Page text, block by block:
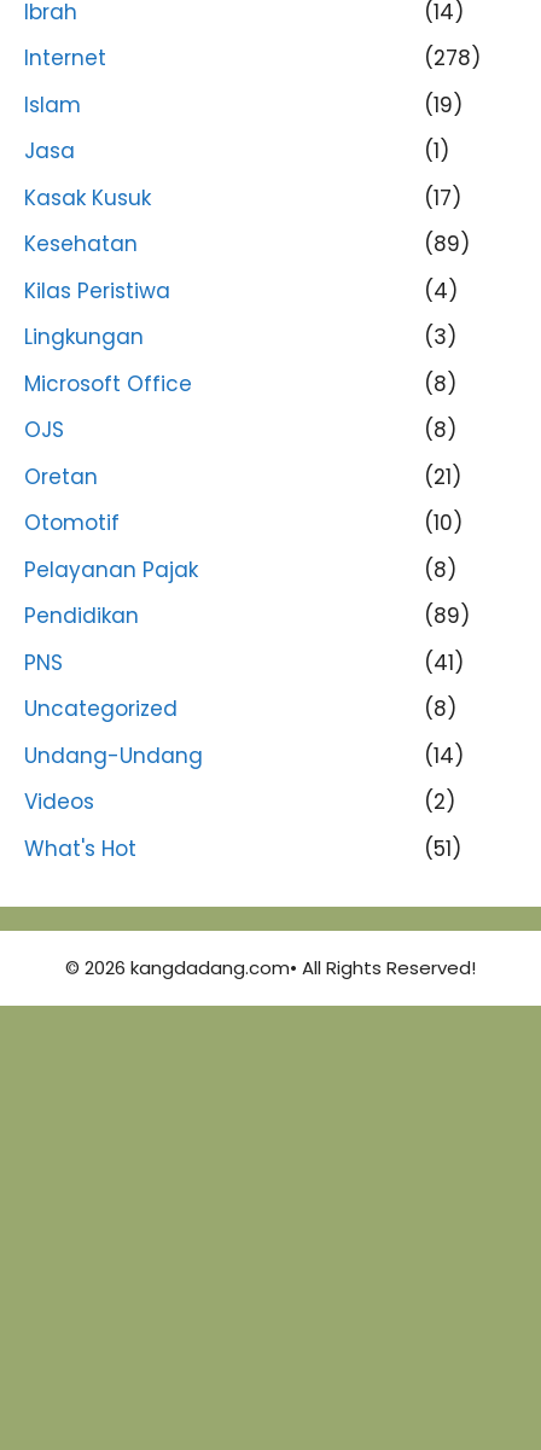
Ibrah
(14)
Internet
(278)
Islam
(19)
Jasa
(1)
Kasak Kusuk
(17)
Kesehatan
(89)
Kilas Peristiwa
(4)
Lingkungan
(3)
Microsoft Office
(8)
OJS
(8)
Oretan
(21)
Otomotif
(10)
Pelayanan Pajak
(8)
Pendidikan
(89)
PNS
(41)
Uncategorized
(8)
Undang-Undang
(14)
Videos
(2)
What's Hot
(51)
© 2026 kangdadang.com• All Rights Reserved!